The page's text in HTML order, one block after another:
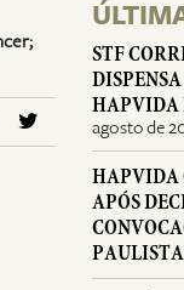
STF
HAPVIDA
agosto de
HAPVIDA
APÓS